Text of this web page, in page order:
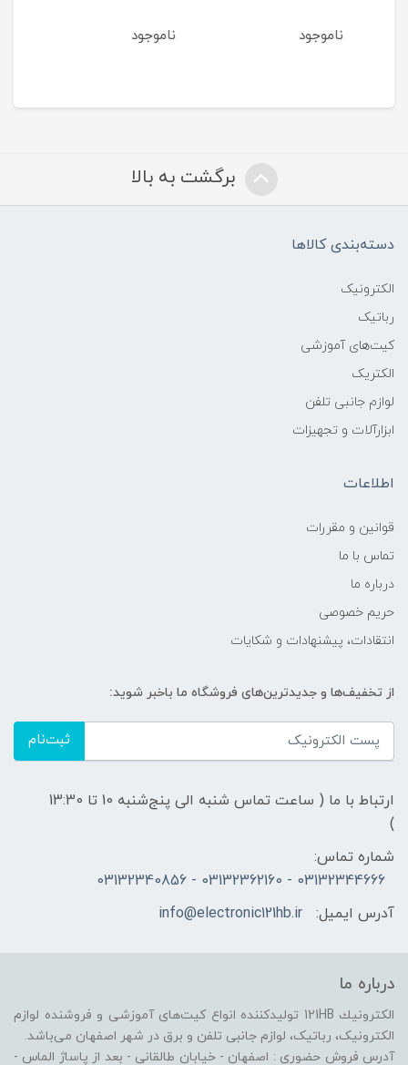
ناموجود ناموجود
برگشت به بالا
دسته‌بندی کالاها
الکترونیک
رباتیک
کیت‌های آموزشی
الکتریک
لوازم جانبی تلفن
ابزارآلات و تجهیزات
اطلاعات
قوانين و مقررات
تماس با ما
درباره ما
حریم خصوصی
انتقادات، پیشنهادات و شکایات
از تخفیف‌ها و جدیدترین‌های فروشگاه ما باخبر شوید:
ثبت‌نام
ارتباط با ما ( ساعت تماس شنبه الی پنج‌شنبه 10 تا 13:30
)
شماره تماس:
03132344666 - 03132362160 - 03132340856
آدرس ایمیل:
info@electronic121hb.ir
درباره ما
الكترونيك 121HB توليدكننده انواع کیت‌های آموزشی و فروشنده لوازم
الکترونیک، رباتیک، لوازم جانبی تلفن و برق در شهر اصفهان می‌باشد.
آدرس فروش حضوری : اصفهان - خیابان طالقانی - بعد از پاساژ الماس -